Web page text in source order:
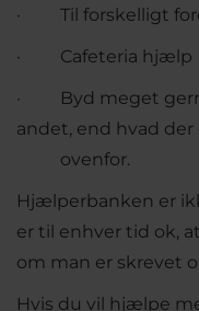
· Til forskelligt
· Cafeteria hjælp
· Byd meget
andet, end hvad
ovenfor.
Hjælperbanken er
er til enhver tid ok,
om man er skrevet
Hvis du vil hjælpe